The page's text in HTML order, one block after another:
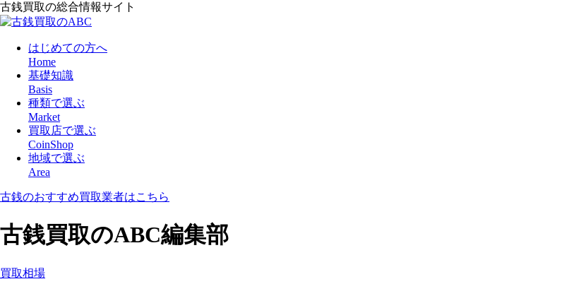
古銭買取の総合情報サイト
はじめての方へ
Home
基礎知識
Basis
種類で選ぶ
Market
買取店で選ぶ
CoinShop
地域で選ぶ
Area
古銭のおすすめ買取業者はこちら
古銭買取のABC編集部
買取相場